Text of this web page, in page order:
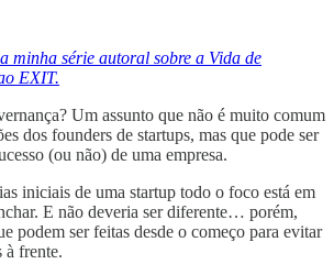
minha série autoral sobre a Vida de
EXIT.
Um assunto que não é muito comum
dos founders de startups, mas que pode ser
(ou não) de uma empresa.
iniciais de uma startup todo o foco está em
E não deveria ser diferente… porém,
podem ser feitas desde o começo para evitar
à frente.